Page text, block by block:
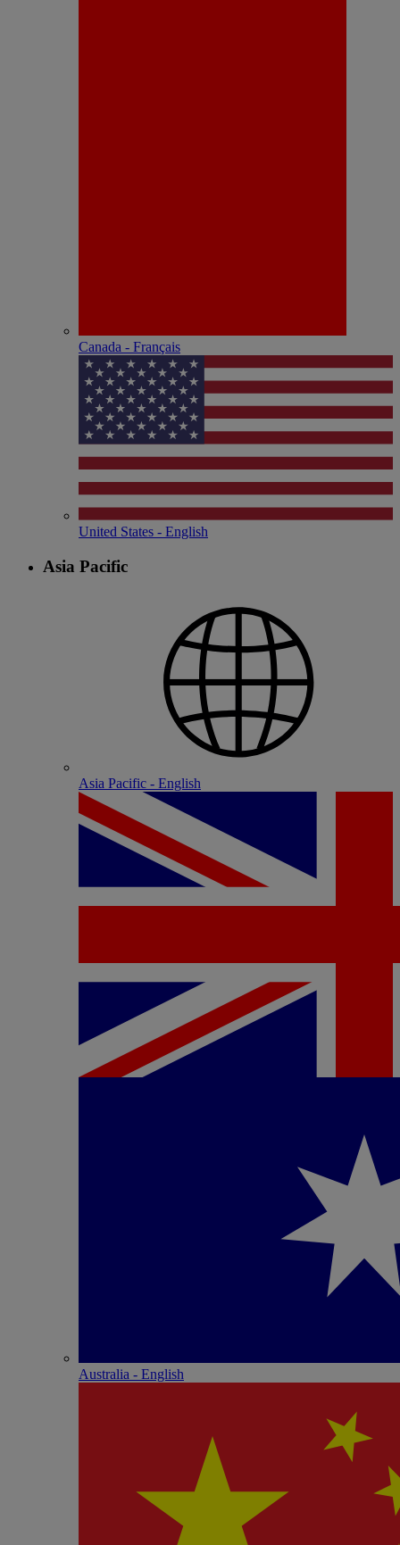
Canada - Français
United States - English
Asia Pacific
Asia Pacific - English
Australia - English